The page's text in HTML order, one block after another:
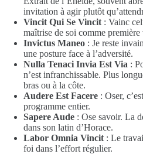
invitation à agir plutôt
Vincit Qui Se Vincit : Vainc
maîtrise de soi comme
Invictus Maneo : Je reste
une posture face à l’adversité.
Nulla Tenaci Invia Est Via :
n’est infranchissable. Plus
bras ou à la côte.
Audere Est Facere : Oser,
programme entier.
Sapere Aude : Ose savoir. La
dans son latin d’Horace.
Labor Omnia Vincit : Le
foi dans l’effort régulier.